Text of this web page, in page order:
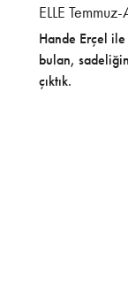
ELLE
Hande Erçel ile
bulan,
çıktık.